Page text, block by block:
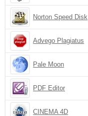
Norton Speed Disk
Advego Plagiatus
Pale Moon
PDF Editor
CINEMA 4D